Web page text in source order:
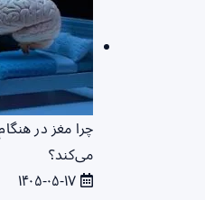
چرا مغز در
می‌کند؟